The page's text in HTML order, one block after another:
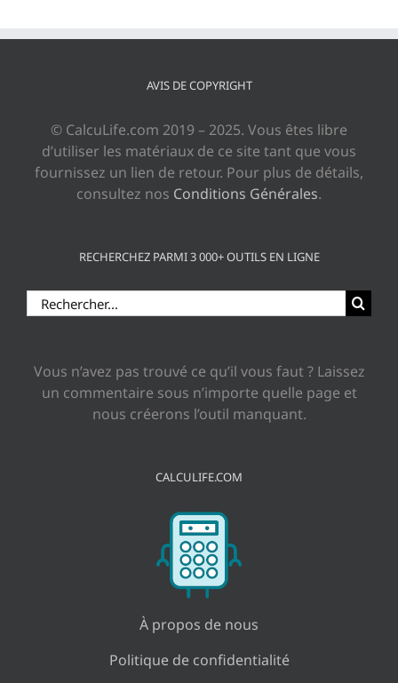
AVIS DE COPYRIGHT
© CalcuLife.com 2019 – 2025. Vous êtes libre
d’utiliser les matériaux de ce site tant que vous
fournissez un lien de retour. Pour plus de détails,
consultez nos Conditions Générales.
RECHERCHEZ PARMI 3 000+ OUTILS EN LIGNE
Rechercher:
Vous n’avez pas trouvé ce qu’il vous faut ? Laissez
un commentaire sous n’importe quelle page et
nous créerons l’outil manquant.
CALCULIFE.COM
À propos de nous
Politique de confidentialité